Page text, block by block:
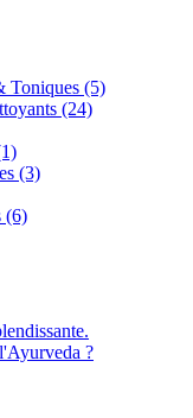
Toniques (5)
(24)
(3)
(6)
?